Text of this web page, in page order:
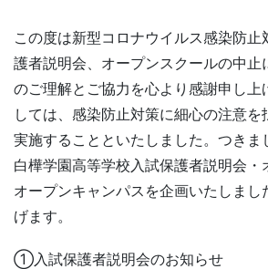
この度は新型コロナウイルス感染防止
護者説明会、オープンスクールの中止
のご理解とご協力を心より感謝申し上
しては、感染防止対策に細心の注意を
実施することといたしました。つきま
白樺学園高等学校入試保護者説明会・
オープンキャンパスを企画いたしまし
げます。
①入試保護者説明会のお知らせ